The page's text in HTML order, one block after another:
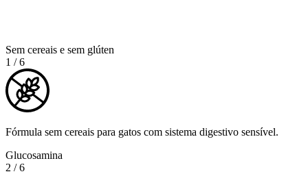
Sem cereais e sem glúten
1 /6
Fórmula sem cereais para gatos com sistema digestivo sensível.
Glucosamina
2 /6